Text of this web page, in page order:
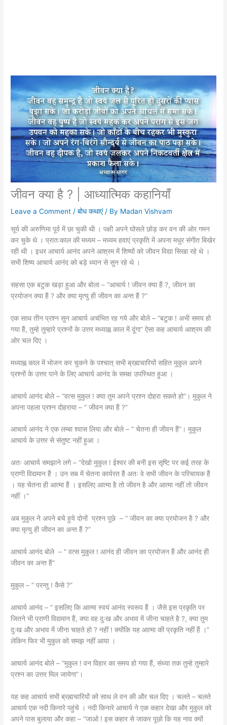
जीवन क्या है ? | आध्यात्मिक कहानियाँ
Leave a Comment /बोध कथाएं/ By Madan Vishvam
सूर्य की अरुणिमा पूर्व में छा चुकी थी । पक्षी अपने घोसले छोड़ कर वन की ओर गमन
कर चुके थे । प्रातःकाल की मध्यम – मध्यम हवाएं प्रकृति में अपना मधुर संगीत बिखेर
रही थी । इधर आचार्य आनंद अपने आश्रम में शिष्यों को जीवन विद्या सिखा रहे थे ।
सभी शिष्य आचार्य आनंद को बड़े ध्यान से सुन रहे थे ।
सहसा एक बटुक खड़ा हुआ और बोला – “आचार्य ! जीवन क्या हैं ?, जीवन का
प्रयोजन क्या हैं ? और क्या मृत्यु ही जीवन का अन्त हैं ?”
एक साथ तीन प्रश्न सुन आचार्य अचंभित रह गये और बोले – “बटुक ! अभी समय हो
गया हैं, तुम्हे तुम्हारे प्रश्नों के उत्तर मध्याह्न काल में दूंगा” ऐसा कह आचार्य आश्रम की
ओर चल दिए ।
मध्याह्न काल में भोजन कर चुकने के पश्चात् सभी ब्रह्मचारियों सहित मुकुल अपने
प्रश्नों के उत्तर पाने के लिए आचार्य आनंद के समक्ष उपस्थित हुआ ।
आचार्य आनंद बोले – “वत्स मुकुल ! क्या तुम अपने प्रश्न दोहरा सकते हो”। मुकुल ने
अपना पहला प्रश्न दोहराया – “ जीवन क्या हैं ?”
आचार्य आनंद ने एक लम्बा श्वास लिया और बोले – “ चेतना ही जीवन हैं”। मुकुल
आचार्य के उत्तर से संतुष्ट नहीं हुआ ।
अतः आचार्य समझाने लगे – “देखो मुकुल ! ईश्वर की बनी इस सृष्टि पर कई तरह के
प्राणी विद्यमान हैं । उन सब में चेतना कार्यरत हैं अतः वे सभी जीवन के परिचायक हैं
। यह चेतना ही आत्मा हैं । इसलिए आत्मा है तो जीवन है और आत्मा नहीं तो जीवन
नहीं ।”
अब मुकुल ने अपने बचे हुये दोनों प्रश्न पूछे – “ जीवन का क्या प्रयोजन है ? और
क्या मृत्यु ही जीवन का अन्त हैं ?”
आचार्य आनंद बोले – “ वत्स मुकुल ! आनंद ही जीवन का प्रयोजन हैं और आनंद ही
जीवन का अन्त हैं”
मुकुल – “ परन्तु ! कैसे ?”
आचार्य आनंद – “ इसलिए कि आत्मा स्वयं आनंद स्वरूप हैं । जैसे इस प्रकृति पर
जितने भी प्राणी विद्यमान हैं, क्या वह दुःख और अभाव में जीना चाहते है ?, क्या तुम
दुःख और अभाव में जीना चाहते हो ? नहीं ! क्योंकि यह आत्मा की प्रकृति नहीं हैं ।”
लेकिन फिर भी मुकुल को समझ नहीं आया ।
आचार्य आनंद बोले – “मुकुल ! वन विहार का समय हो गया हैं, संध्या तक तुम्हे तुम्हारे
प्रश्न का उत्तर मिल जायेगा”।
यह कह आचार्य सभी ब्रह्मचारियों को साथ ले वन की और चल दिए । चलते – चलते
आचार्य एक नदी किनारे पहुंचे । नदी किनारे आचार्य ने एक कहार देखा और मुकुल को
अपने पास बुलाया और कहा – “जाओ ! इस कहार से जाकर पूछो कि यह नाव क्यों